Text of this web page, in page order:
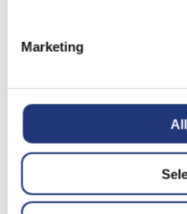
Marketing
Soorten